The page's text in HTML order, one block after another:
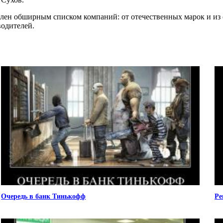
обширным списком компаний: от отечественных марок и
Очередь в банк Тинькофф